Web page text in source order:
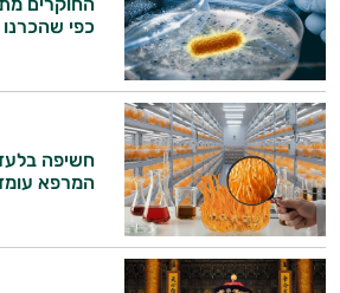
החוקרים
כפי
חשיפה
המרפא
התזונה ומוצרי הבריאות
ולמצב הגופני שלך, ולהסביר לך
עובדים יחד כדי למקסם תוצאות גם
יום וגם בתחום הכושר והספורט.
המטרה שלי היא להתאים עבורך
אישיות מבוססות מדעית.
זה הזמן להתחיל. איך אוכל לעזור?